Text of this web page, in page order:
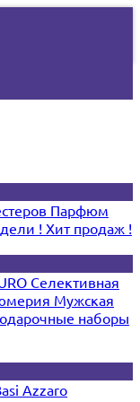
Парфюм
! Хит продаж !
Селективная
Мужская
наборы
Azzaro